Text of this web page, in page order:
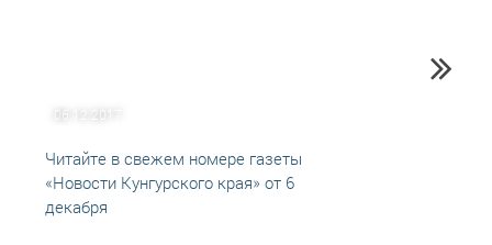
06.12.2017
Читайте в свежем номере газеты
«Новости Кунгурского края» от 6
декабря